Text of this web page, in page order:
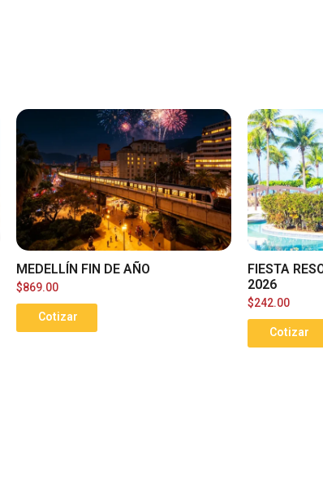
MEDELLÍN FIN DE AÑO
$869.00
Cotizar
FIESTA
2026
$242.00
Cotizar